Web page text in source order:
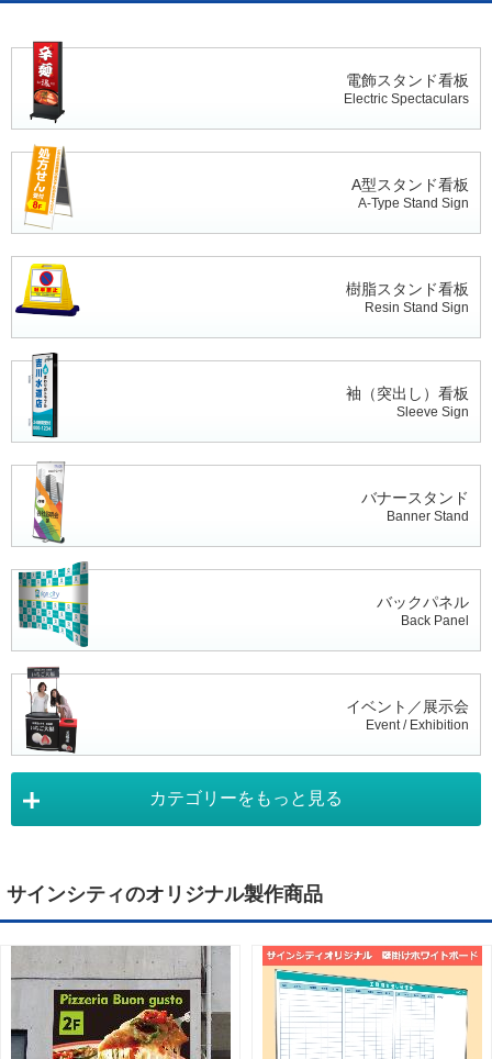
電飾スタンド看板
Electric Spectaculars
A型スタンド看板
A-Type Stand Sign
樹脂スタンド看板
Resin Stand Sign
袖（突出し）看板
Sleeve Sign
バナースタンド
Banner Stand
バックパネル
Back Panel
イベント／展示会
Event / Exhibition
Tapestry
ライトパネル
Light Panel
カテゴリーをもっと見る
サインシティのオリジナル製作商品